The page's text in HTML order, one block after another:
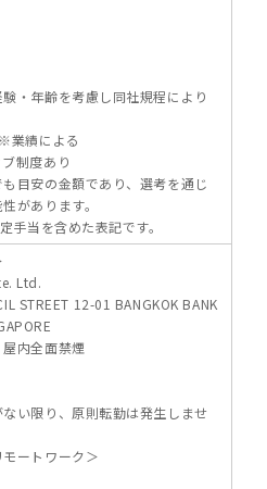
・年齢を考慮し同社規程により
業績による
制度あり
目安の金額であり、選考を通じ
があります。
手当を含めた表記です。
Ltd.
STREET 12-01 BANGKOK BANK
内全面禁煙
い限り、原則転勤は発生しませ
ートワーク＞